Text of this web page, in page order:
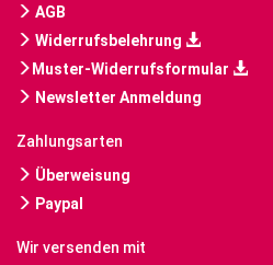
AGB
Widerrufsbelehrung
Muster-Widerrufsformular
Newsletter Anmeldung
Zahlungsarten
Überweisung
Paypal
Wir versenden mit